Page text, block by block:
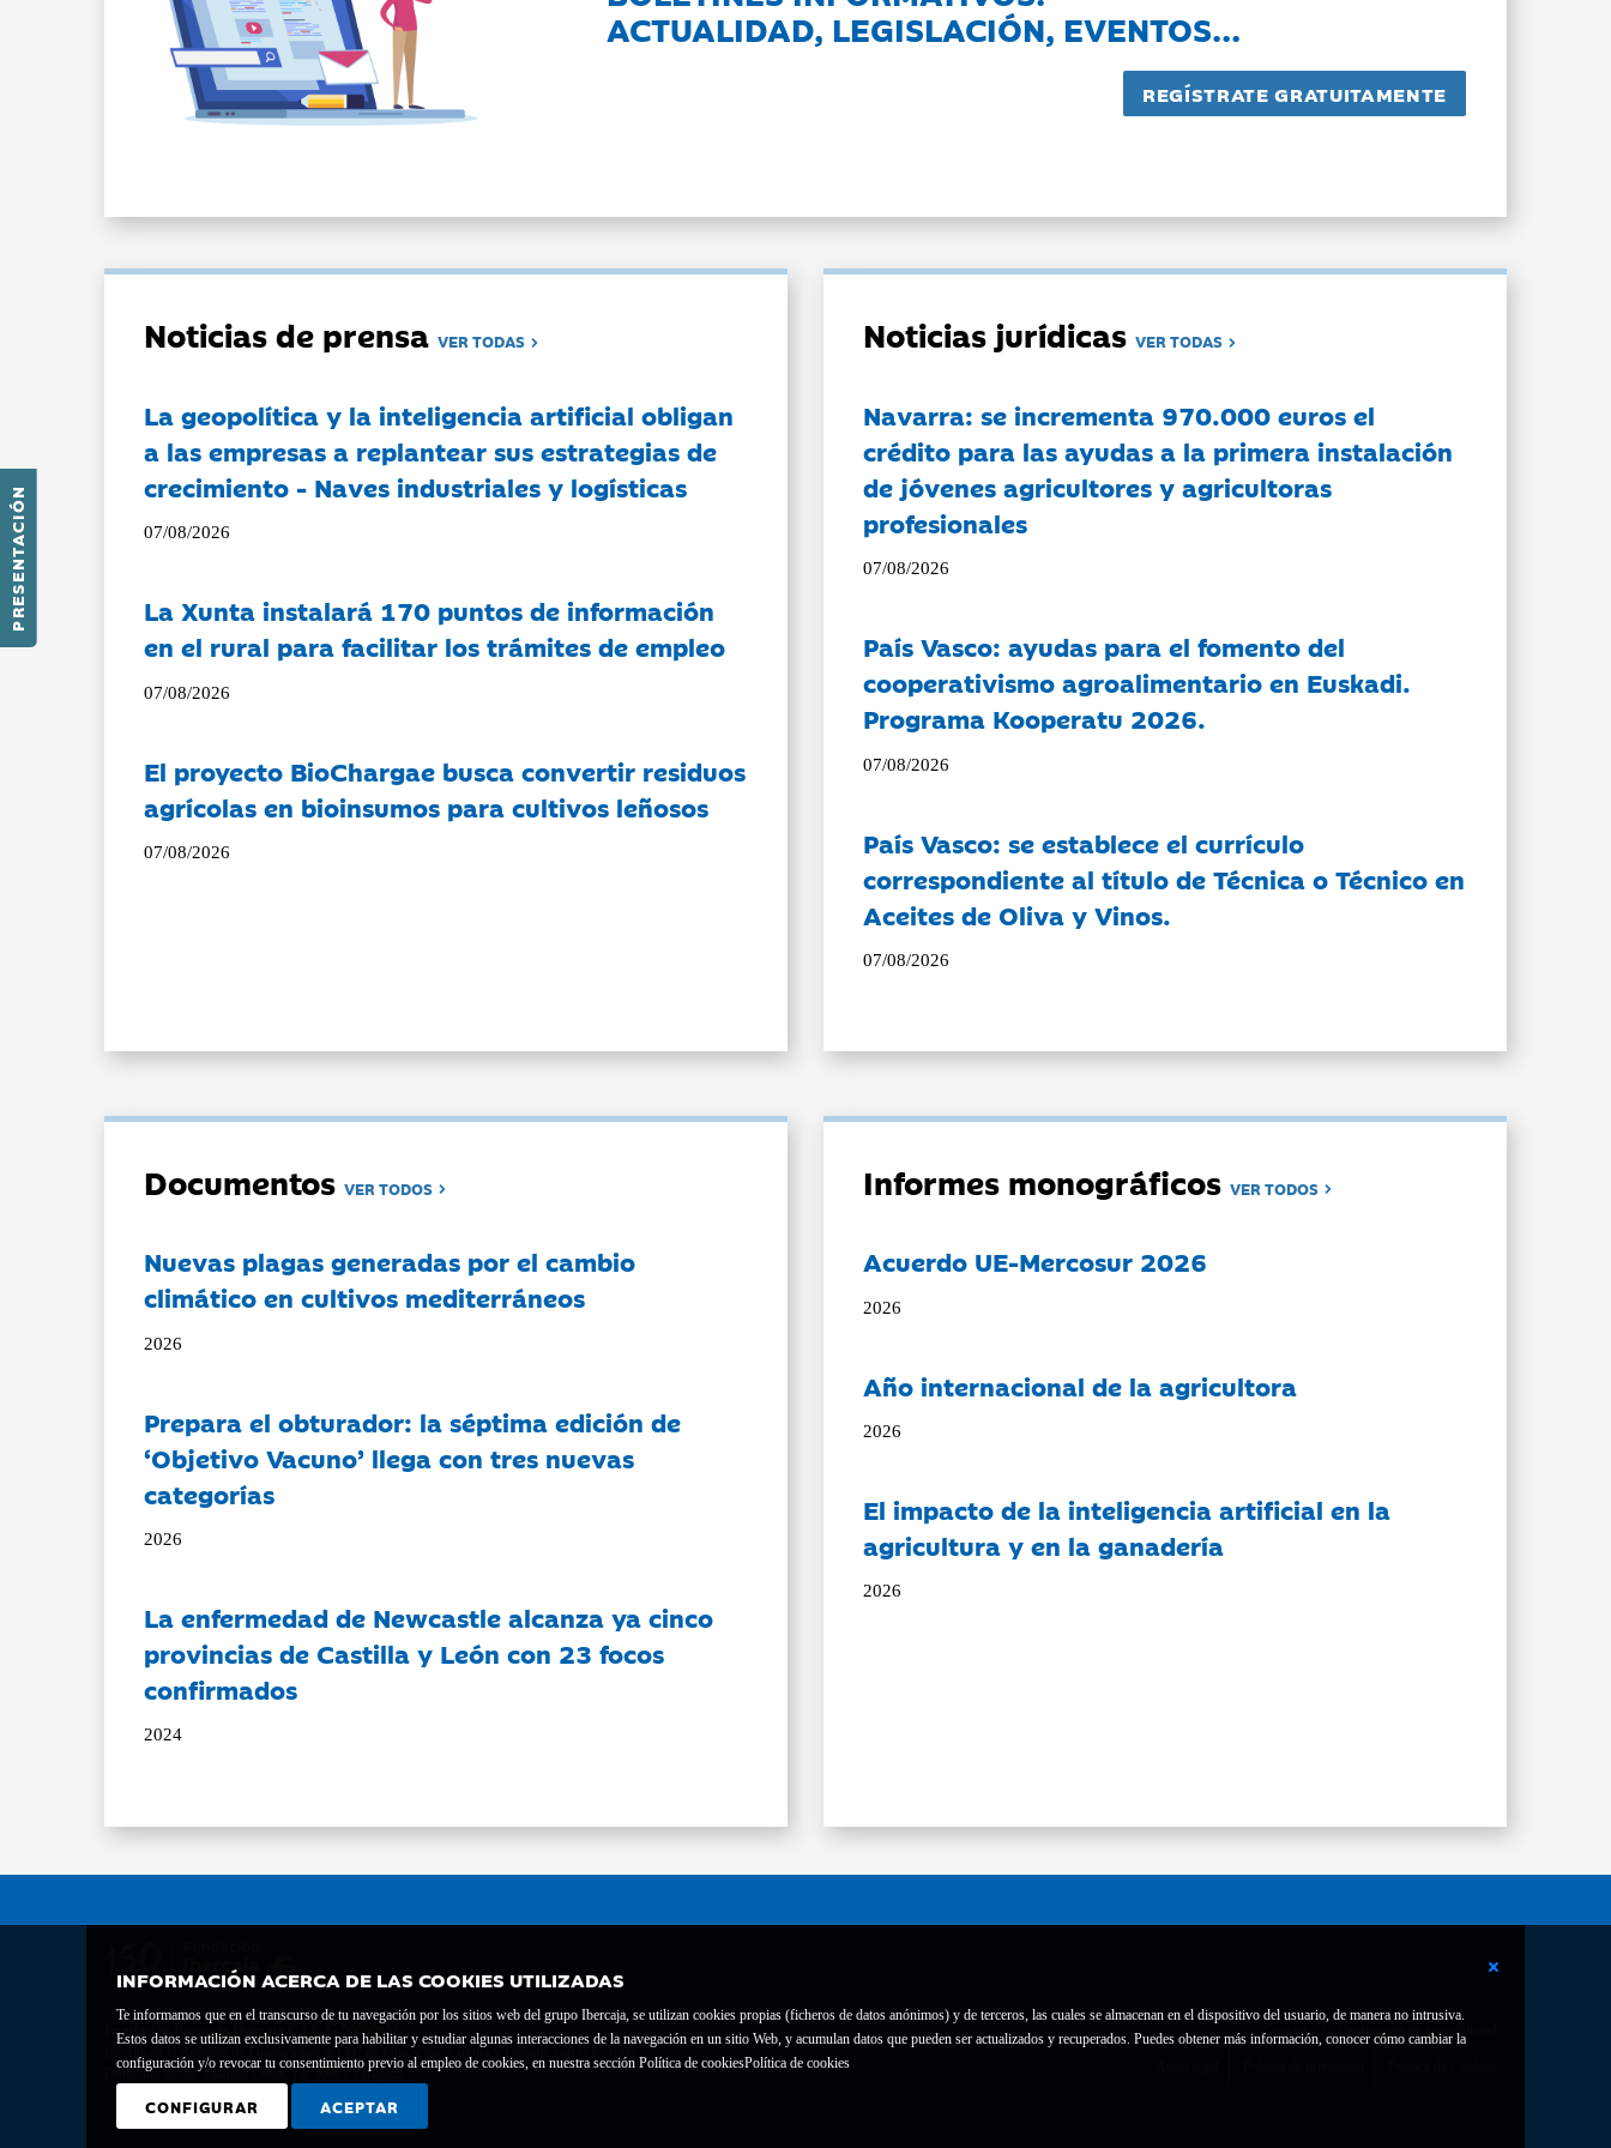
PRESENTACIÓN
INFORMACIÓN ACERCA DE LAS COOKIES UTILIZADAS
Te informamos que en el transcurso de tu navegación por los sitios web del grupo Ibercaja, se utilizan cookies propias (ficheros de datos anónimos) y de terceros, las cuales se almacenan en el dispositivo del usuario, de manera no intrusiva.
Estos datos se utilizan exclusivamente para habilitar y estudiar algunas interacciones de la navegación en un sitio Web, y acumulan datos que pueden ser actualizados y recuperados. Puedes obtener más información, conocer cómo cambiar la
configuración y/o revocar tu consentimiento previo al empleo de cookies, en nuestra sección Política de cookiesPolítica de cookies
CONFIGURAR ACEPTAR
ACTUALIDAD, LEGISLACIÓN, EVENTOS...
Noticias de prensaVER TODAS
La geopolítica y la inteligencia artificial obligan
a las empresas a replantear sus estrategias de
crecimiento - Naves industriales y logísticas
07/08/2026
La Xunta instalará 170 puntos de información
en el rural para facilitar los trámites de empleo
07/08/2026
El proyecto BioChargae busca convertir residuos
agrícolas en bioinsumos para cultivos leñosos
07/08/2026
Noticias jurídicasVER TODAS
Navarra: se incrementa 970.000 euros el
crédito para las ayudas a la primera instalación
de jóvenes agricultores y agricultoras
profesionales
07/08/2026
País Vasco: ayudas para el fomento del
cooperativismo agroalimentario en Euskadi.
Programa Kooperatu 2026.
07/08/2026
País Vasco: se establece el currículo
correspondiente al título de Técnica o Técnico en
Aceites de Oliva y Vinos.
07/08/2026
DocumentosVER TODOS
Nuevas plagas generadas por el cambio
climático en cultivos mediterráneos
2026
Prepara el obturador: la séptima edición de
‘Objetivo Vacuno’ llega con tres nuevas
categorías
2026
La enfermedad de Newcastle alcanza ya cinco
provincias de Castilla y León con 23 focos
confirmados
2024
Informes monográficosVER TODOS
Acuerdo UE-Mercosur 2026
2026
Año internacional de la agricultora
2026
El impacto de la inteligencia artificial en la
agricultura y en la ganadería
2026
Fundación Bancaria Ibercaja C.I.F. G-50000652.
Inscrita en el Registro de Fundaciones del Mº de Educación, Cultura y Deporte con el nº 1689.
Domicilio social: Joaquín Costa, 13. 50001 Zaragoza.
Contacto Declaración de accesibilidad